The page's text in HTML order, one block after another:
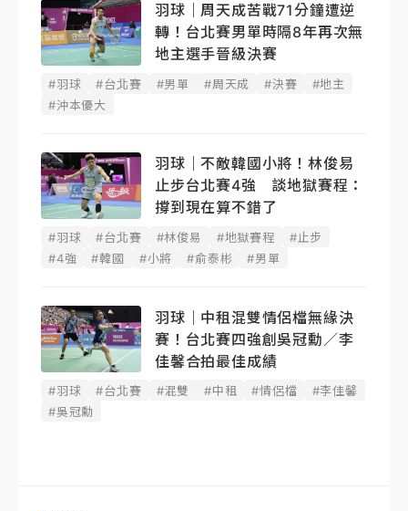
羽球｜周天成苦戰71分鐘遭逆
轉！台北賽男單時隔8年再次無
地主選手晉級決賽
#羽球 #台北賽 #男單 #周天成 #決賽
#地主
#沖本優大
羽球｜不敵韓國小將！林俊易
止步台北賽4強 談地獄賽程：
撐到現在算不錯了
#羽球 #台北賽 #林俊易 #地獄賽程
#止步
#4強
#韓國 #小將 #俞泰彬 #男單
羽球｜中租混雙情侶檔無緣決
賽！台北賽四強創吳冠勳／李
佳馨合拍最佳成績
#羽球 #台北賽 #混雙 #中租 #情侶檔
#李佳馨
#吳冠勳